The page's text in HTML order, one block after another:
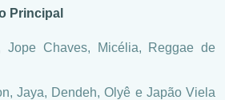
Principal
Jope Chaves, Micélia, Reggae de
Jaya, Dendeh, Olyê e Japão Viela